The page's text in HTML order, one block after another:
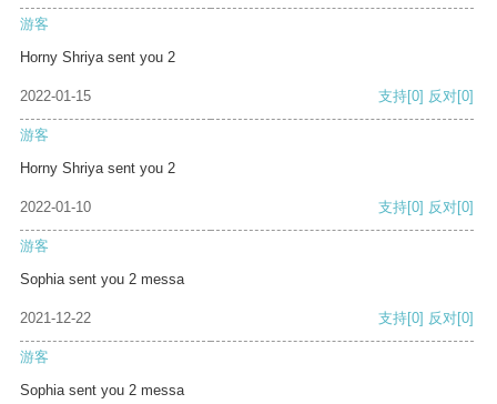
游客
Horny Shriya sent you 2
2022-01-15 支持[0] 反对[0]
游客
Horny Shriya sent you 2
2022-01-10 支持[0] 反对[0]
游客
Sophia sent you 2 messa
2021-12-22 支持[0] 反对[0]
游客
Sophia sent you 2 messa